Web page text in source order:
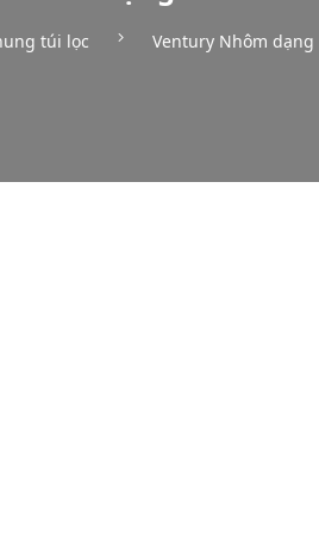
túi lọc Ventury Nhôm dạng